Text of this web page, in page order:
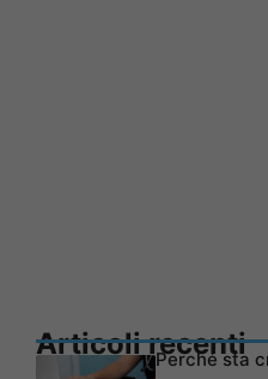
Articoli recenti
Perché sta